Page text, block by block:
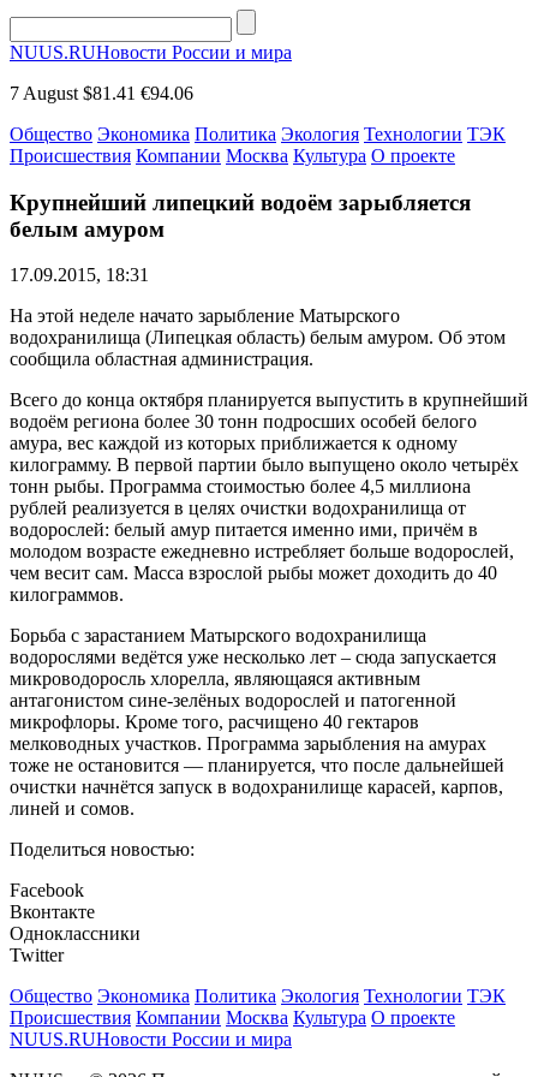
NUUS.RUНовости России и мира
7 August $81.41 €94.06
Общество Экономика Политика Экология Технологии ТЭК
Происшествия Компании Москва Культура О проекте
Крупнейший липецкий водоём зарыбляется
белым амуром
17.09.2015, 18:31
На этой неделе начато зарыбление Матырского
водохранилища (Липецкая область) белым амуром. Об этом
сообщила областная администрация.
Всего до конца октября планируется выпустить в крупнейший
водоём региона более 30 тонн подросших особей белого
амура, вес каждой из которых приближается к одному
килограмму. В первой партии было выпущено около четырёх
тонн рыбы. Программа стоимостью более 4,5 миллиона
рублей реализуется в целях очистки водохранилища от
водорослей: белый амур питается именно ими, причём в
молодом возрасте ежедневно истребляет больше водорослей,
чем весит сам. Масса взрослой рыбы может доходить до 40
килограммов.
Борьба с зарастанием Матырского водохранилища
водорослями ведётся уже несколько лет – сюда запускается
микроводоросль хлорелла, являющаяся активным
антагонистом сине-зелёных водорослей и патогенной
микрофлоры. Кроме того, расчищено 40 гектаров
мелководных участков. Программа зарыбления на амурах
тоже не остановится — планируется, что после дальнейшей
очистки начнётся запуск в водохранилище карасей, карпов,
линей и сомов.
Поделиться новостью:
Facebook
Вконтакте
Одноклассники
Twitter
Общество Экономика Политика Экология Технологии ТЭК
Происшествия Компании Москва Культура О проекте
NUUS.RUНовости России и мира